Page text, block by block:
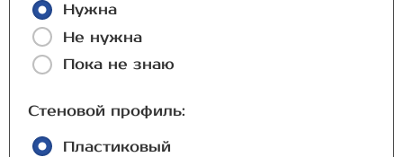
Нужна
Не нужна
Пока не знаю
Стеновой профиль:
Пластиковый